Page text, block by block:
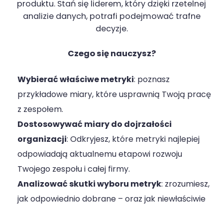
produktu. Stań się liderem, który dzięki rzetelnej
analizie danych, potrafi podejmować trafne
decyzje.
Czego się nauczysz?
Wybierać właściwe metryki: poznasz
przykładowe miary, które usprawnią Twoją pracę
z zespołem.
Dostosowywać miary do dojrzałości
organizacji: Odkryjesz, które metryki najlepiej
odpowiadają aktualnemu etapowi rozwoju
Twojego zespołu i całej firmy.
Analizować skutki wyboru metryk: zrozumiesz,
jak odpowiednio dobrane – oraz jak niewłaściwie